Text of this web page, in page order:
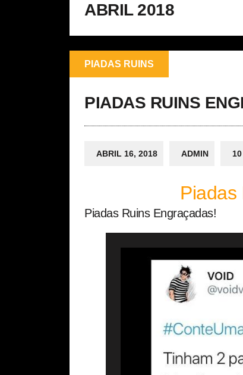
ABRIL 2018
PIADAS RUINS
PIADAS RUINS
ABRIL 16, 2018 ADMIN
Piadas
Piadas Ruins Engraçadas!